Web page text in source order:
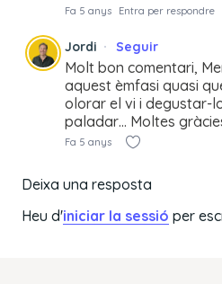
Fa 5 anys Entra per respondre
Jordi Seguir
Molt bon comentari,
aquest èmfasi quasi
olorar el vi i degustar-
paladar… Moltes
Fa 5 anys
Deixa una resposta
Heu d'iniciar la sessió per